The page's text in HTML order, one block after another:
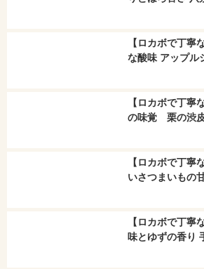
【ロカボで丁寧
な酸味 アップル
【ロカボで丁寧
の味覚 栗の渋
【ロカボで丁寧
いさつまいもの
【ロカボで丁寧
味とゆずの香り